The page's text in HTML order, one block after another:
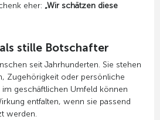
eher: „Wir schätzen diese
stille Botschafter
seit Jahrhunderten. Sie stehen
Zugehörigkeit oder persönliche
geschäftlichen Umfeld können
entfalten, wenn sie passend
werden.